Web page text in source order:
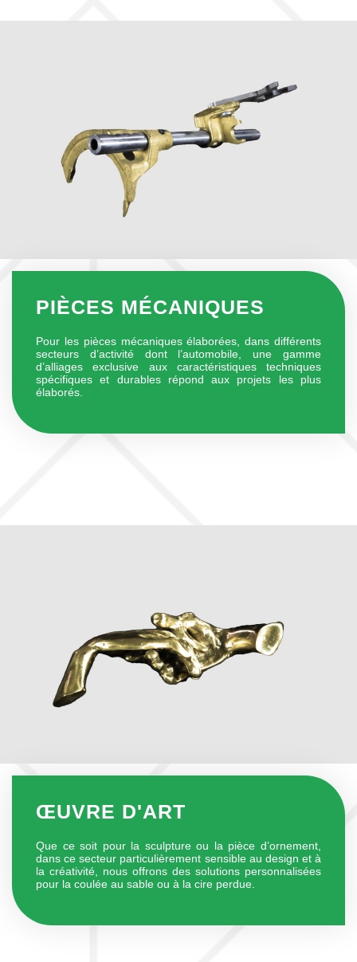
PIÈCES MÉCANIQUES
Pour les pièces mécaniques élaborées, dans différents
secteurs d’activité dont l’automobile, une gamme
d’alliages exclusive aux caractéristiques techniques
spécifiques et durables répond aux projets les plus
élaborés.
ŒUVRE D'ART
Que ce soit pour la sculpture ou la pièce d’ornement,
dans ce secteur particulièrement sensible au design et à
la créativité, nous offrons des solutions personnalisées
pour la coulée au sable ou à la cire perdue.